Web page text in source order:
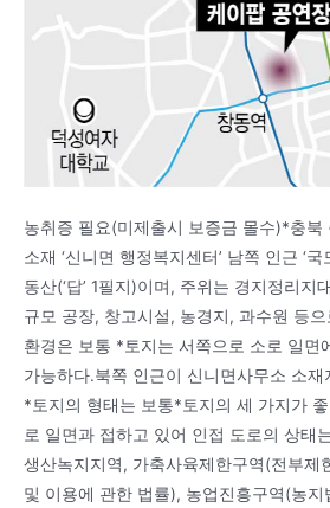
농취증 필요(미제출시 보증금 몰수)*충북
소재 ‘신니면 행정복지센터’ 남쪽 인근 ‘
동산(‘답’ 1필지)이며, 주위는 경지정리지
규모 공장, 창고시설, 농경지, 과수원 등
환경은 보통 *토지는 서쪽으로 소로 일면
가능하다.북쪽 인근이 신니면사무소 소
*토지의 형태는 보통*토지의 세 가지가
로 일면과 접하고 있어 인접 도로의 상태
생산녹지지역, 가축사육제한구역(전부제
및 이용에 관한 법률), 농업진흥구역(농